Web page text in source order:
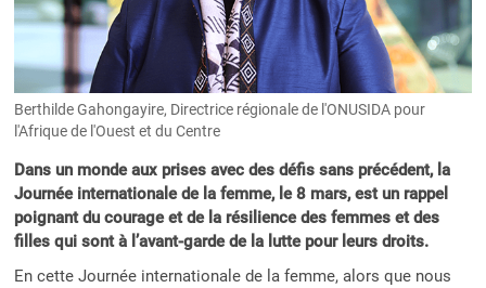
Berthilde Gahongayire, Directrice régionale de l'ONUSIDA pour
l'Afrique de l'Ouest et du Centre
Dans un monde aux prises avec des défis sans précédent, la
Journée internationale de la femme, le 8 mars, est un rappel
poignant du courage et de la résilience des femmes et des
filles qui sont à l’avant-garde de la lutte pour leurs droits.
En cette Journée internationale de la femme, alors que nous